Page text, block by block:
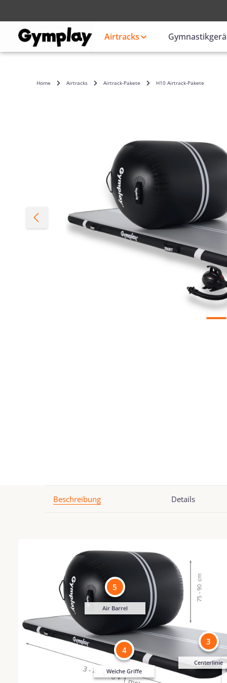
Airtracks
Home Airtracks Airtrack-Pakete H10 Airtrack-Pakete
Beschreibung Details
Centerlinie
3
Weiche Griffe
4
Air Barrel
5